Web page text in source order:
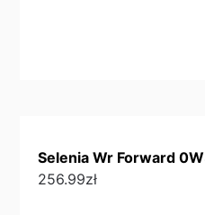
Selenia Wr Forward
256.99zł